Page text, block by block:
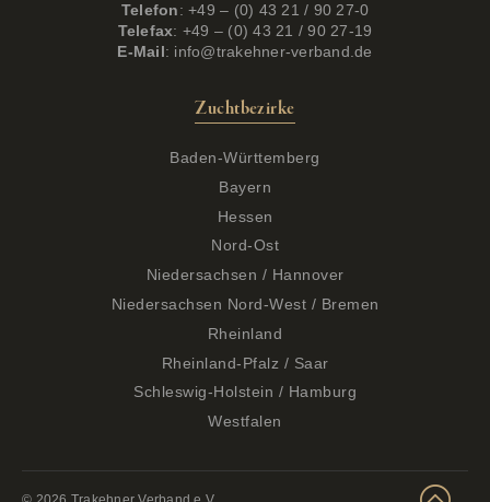
Telefon: +49 – (0) 43 21 / 90 27-0
Telefax: +49 – (0) 43 21 / 90 27-19
E-Mail: info@trakehner-verband.de
Zuchtbezirke
Baden-Württemberg
Bayern
Hessen
Nord-Ost
Niedersachsen / Hannover
Niedersachsen Nord-West / Bremen
Rheinland
Rheinland-Pfalz / Saar
Schleswig-Holstein / Hamburg
Westfalen